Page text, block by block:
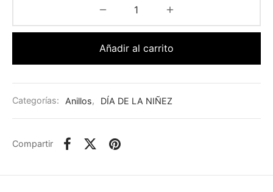
Añadir al carrito
Categorías: Anillos, DÍA DE LA NIÑEZ
Compartir